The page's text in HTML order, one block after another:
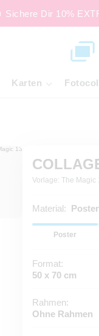
Sichere Dir 10%
Karten
Vorlage: The Magic
Material: Poster
Poster
Format:
50 x 70 cm
Rahmen:
Ohne Rahmen